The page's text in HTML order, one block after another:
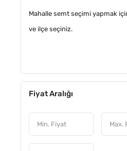
Mahalle semt seçimi yapmak
ve ilçe seçiniz.
Fiyat Aralığı